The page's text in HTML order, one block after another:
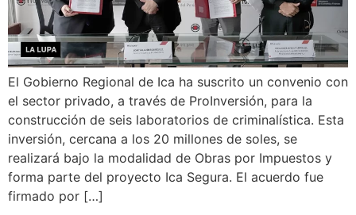
El Gobierno Regional de Ica ha suscrito un convenio con
el sector privado, a través de ProInversión, para la
construcción de seis laboratorios de criminalística. Esta
inversión, cercana a los 20 millones de soles, se
realizará bajo la modalidad de Obras por Impuestos y
forma parte del proyecto Ica Segura. El acuerdo fue
firmado por […]